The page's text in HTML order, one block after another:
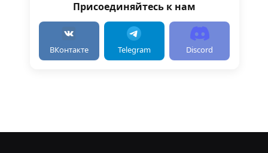
Присоединяйтесь к нам
ВКонтакте Telegram Discord